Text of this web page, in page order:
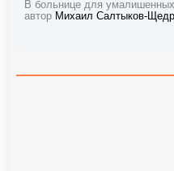
В больнице для
автор Михаил Салтыков-